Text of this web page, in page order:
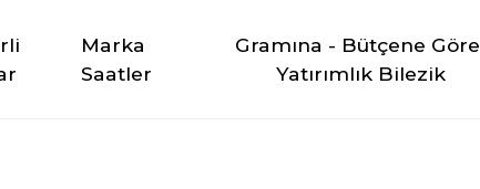
Marka
Saatler
Gramına - Bütçene Göre
Yatırımlık Bilezik